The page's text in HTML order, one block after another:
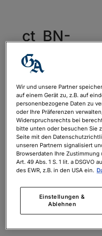
ct_BN-
per
vonphilipp.neubauer|
ct_BN-
Neueste
Wir und unsere Partner
auf einem Gerät zu, z.B. auf
personenbezogene Daten zu
oder Ihre Präferenzen
Widerspruchsrechts bei
bitte unten oder besuchen Sie
Seite mit den
unseren Partnern signalisiert
Browserdaten Ihre
Art. 49 Abs. 1 S. 1 lit. a DSGVO
des EWR, z.B. in den USA ein.
Einstellungen &
Ablehnen